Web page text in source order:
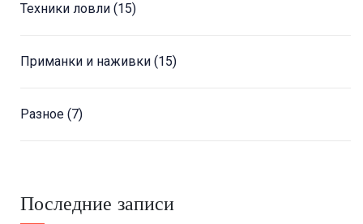
Техники ловли (15)
Приманки и наживки (15)
Разное (7)
Последние записи